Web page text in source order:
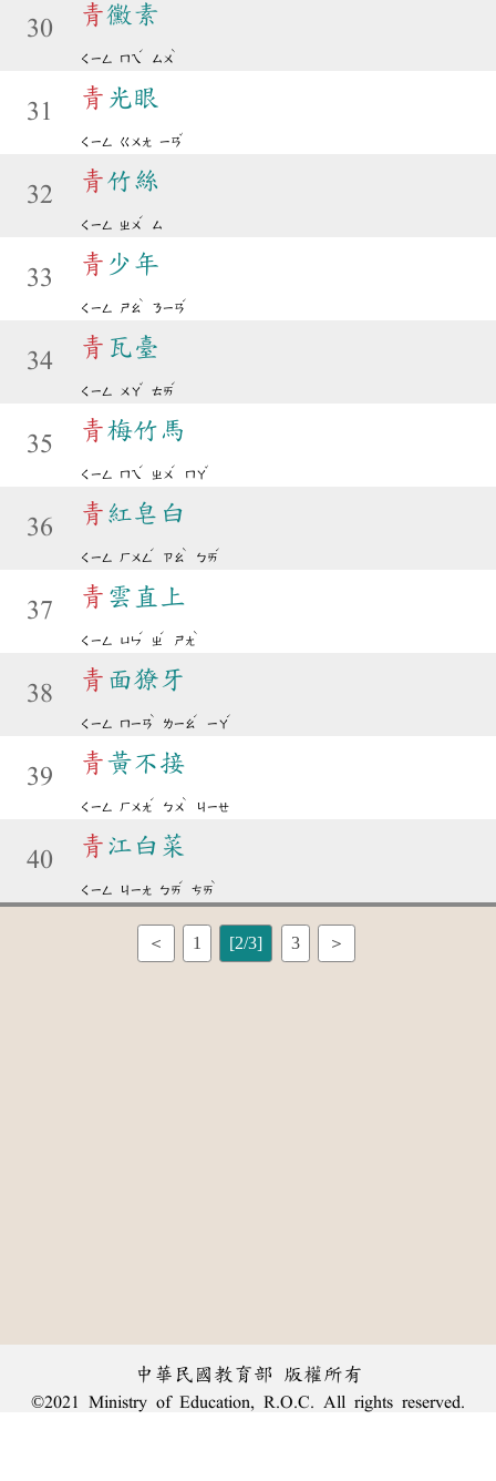
30
青黴素
ㄑㄧㄥ ㄇㄟ
ˊ
ㄙㄨ
ˋ
31
青 光眼
ㄑㄧㄥ ㄍㄨㄤ ㄧㄢ
ˇ
32
青竹絲
ㄑㄧㄥ ㄓㄨ
ˊ
ㄙ
33
青 少年
ㄑㄧㄥ ㄕㄠ
ˋ
ㄋㄧㄢ
ˊ
34
青 瓦臺
ㄑㄧㄥ ㄨㄚ
ˇ
ㄊㄞ
ˊ
35
青梅竹馬
ㄑㄧㄥ ㄇㄟ
ˊ
ㄓㄨ
ˊ
ㄇㄚ
ˇ
36
青 紅皂白
ㄑㄧㄥ ㄏㄨㄥ
ˊ
ㄗㄠ
ˋ
ㄅㄞ
ˊ
37
青 雲直上
ㄑㄧㄥ ㄩㄣ
ˊ
ㄓ
ˊ
ㄕㄤ
ˋ
38
青 面獠牙
ㄑㄧㄥ ㄇㄧㄢ
ˋ
ㄌㄧㄠ
ˊ
ㄧㄚ
ˊ
39
青黃不接
ㄑㄧㄥ ㄏㄨㄤ
ˊ
ㄅㄨ
ˋ
ㄐㄧㄝ
40
青 江白菜
ㄑㄧㄥ ㄐㄧㄤ ㄅㄞ
ˊ
ㄘㄞ
ˋ
＜ 1 [2/3] 3 ＞
中華民國教育部 版權所有
©2021 Ministry of Education, R.O.C. All rights reserved.